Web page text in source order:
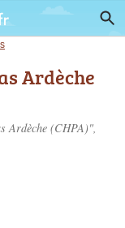
Ardèche
Ardèche (CHPA)",